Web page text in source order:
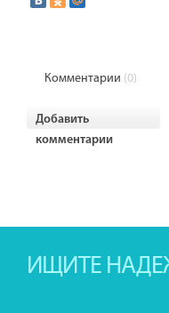
Комментарии (0)
Добавить
комментарии
ИЩИТЕ